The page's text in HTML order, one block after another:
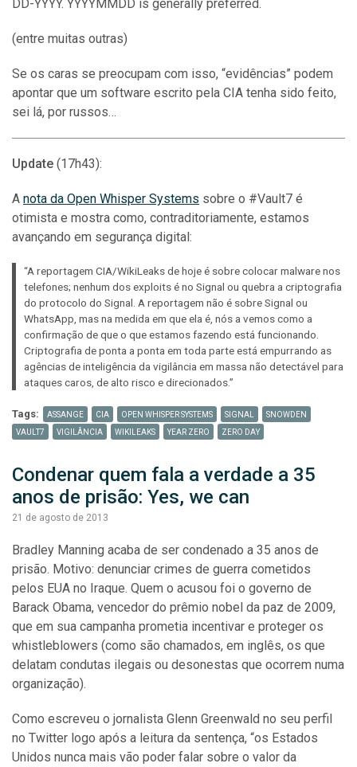
DD-YYYY. YYYYMMDD is generally preferred.
(entre muitas outras)
Se os caras se preocupam com isso, “evidências” podem
apontar que um software escrito pela CIA tenha sido feito,
sei lá, por russos…
Update (17h43):
A nota da Open Whisper Systems sobre o #Vault7 é
otimista e mostra como, contraditoriamente, estamos
avançando em segurança digital:
“A reportagem CIA/WikiLeaks de hoje é sobre colocar malware nos
telefones; nenhum dos exploits é no Signal ou quebra a criptografia
do protocolo do Signal. A reportagem não é sobre Signal ou
WhatsApp, mas na medida em que ela é, nós a vemos como a
confirmação de que o que estamos fazendo está funcionando.
Criptografia de ponta a ponta em toda parte está empurrando as
agências de inteligência da vigilância em massa não detectável para
ataques caros, de alto risco e direcionados.”
Tags: ASSANGE CIA OPEN WHISPER SYSTEMS SIGNAL
SNOWDEN
VAULT7
VIGILÂNCIA WIKILEAKS YEAR ZERO ZERO DAY
Condenar quem fala a verdade a 35
anos de prisão: Yes, we can
21 de agosto de 2013
Bradley Manning acaba de ser condenado a 35 anos de
prisão. Motivo: denunciar crimes de guerra cometidos
pelos EUA no Iraque. Quem o acusou foi o governo de
Barack Obama, vencedor do prêmio nobel da paz de 2009,
que em sua campanha prometia incentivar e proteger os
whistleblowers (como são chamados, em inglês, os que
delatam condutas ilegais ou desonestas que ocorrem numa
organização).
Como escreveu o jornalista Glenn Greenwald no seu perfil
no Twitter logo após a leitura da sentença, “os Estados
Unidos nunca mais vão poder falar sobre o valor da